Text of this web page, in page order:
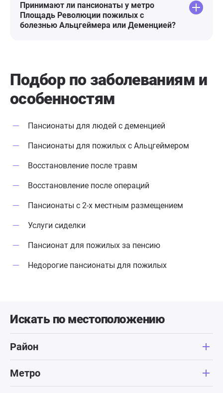
Принимают ли пансионаты у метро
Площадь Революции пожилых с
болезнью Альцгеймера или Деменцией?
Подбор по заболеваниям и
особенностям
Пансионаты для людей с деменцией
Пансионаты для пожилых с Альцгеймером
Восстановление после травм
Восстановление после операций
Пансионаты с 2-х местным размещением
Услуги сиделки
Пансионат для пожилых за пенсию
Недорогие пансионаты для пожилых
Искать по местоположению
Район
Метро